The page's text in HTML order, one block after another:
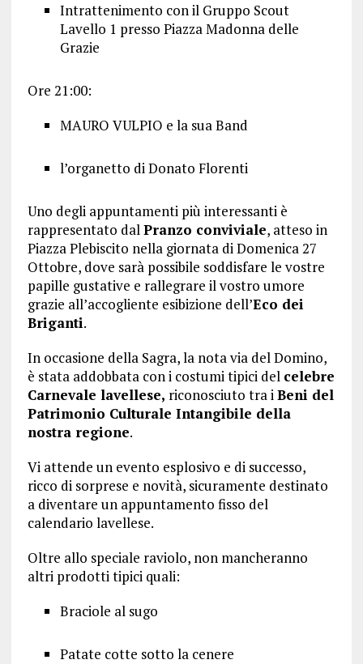
Intrattenimento con il Gruppo Scout
Lavello 1 presso Piazza Madonna delle
Grazie
Ore 21:00:
MAURO VULPIO e la sua Band
l’organetto di Donato Florenti
Uno degli appuntamenti più interessanti è
rappresentato dalPranzo conviviale, atteso in
Piazza Plebiscito nella giornata di Domenica 27
Ottobre, dove sarà possibile soddisfare le vostre
papille gustative e rallegrare il vostro umore
grazie all’accogliente esibizione dell’Eco dei
Briganti.
In occasione della Sagra, la nota via del Domino,
è stata addobbata con i costumi tipici del celebre
Carnevale lavellese, riconosciuto tra iBeni del
Patrimonio Culturale Intangibile della
nostra regione.
Vi attende un evento esplosivo e di successo,
ricco di sorprese e novità, sicuramente destinato
a diventare un appuntamento fisso del
calendario lavellese.
Oltre allo speciale raviolo, non mancheranno
altri prodotti tipici quali:
Braciole al sugo
Patate cotte sotto la cenere